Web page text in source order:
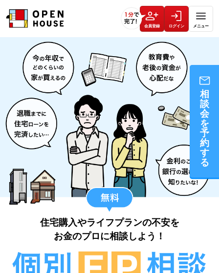
会員登録 ログイン メニュー
個別FP相談住宅購入やライフプランの不安を
お金のプロに相談しよう！
相
談
会
を
予
約
す
る